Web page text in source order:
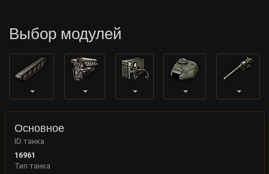
Выбор модулей
Основное
ID танка
16961
Тип танка